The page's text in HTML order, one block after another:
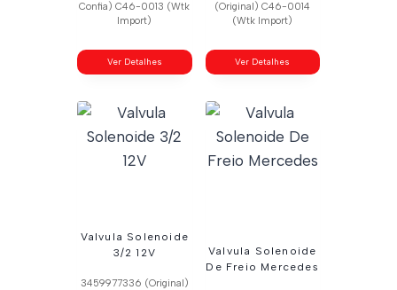
Confia) C46-0013 (Wtk
Import)
Ver Detalhes
(Original) C46-0014
(Wtk Import)
Ver Detalhes
Valvula Solenoide
3/2 12V
3459977336 (Original)
Valvula Solenoide
De Freio Mercedes